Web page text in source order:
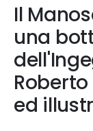
all'inizio
della
galleria
di
immagini
Il
una
ed